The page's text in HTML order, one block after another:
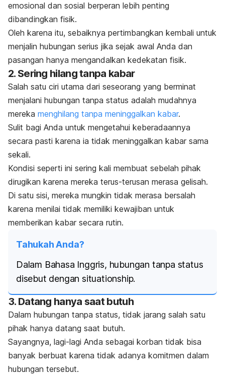
emosional dan sosial berperan lebih penting
dibandingkan fisik.
Oleh karena itu, sebaiknya pertimbangkan kembali untuk
menjalin hubungan serius jika sejak awal Anda dan
pasangan hanya mengandalkan kedekatan fisik.
2. Sering hilang tanpa kabar
Salah satu ciri utama dari seseorang yang berminat
menjalani hubungan tanpa status adalah mudahnya
mereka menghilang tanpa meninggalkan kabar.
Sulit bagi Anda untuk mengetahui keberadaannya
secara pasti karena ia tidak meninggalkan kabar sama
sekali.
Kondisi seperti ini sering kali membuat sebelah pihak
dirugikan karena mereka terus-terusan merasa gelisah.
Di satu sisi, mereka mungkin tidak merasa bersalah
karena menilai tidak memiliki kewajiban untuk
memberikan kabar secara rutin.
Tahukah Anda?
Dalam Bahasa Inggris, hubungan tanpa status
disebut dengansituationship.
3. Datang hanya saat butuh
Dalam hubungan tanpa status, tidak jarang salah satu
pihak hanya datang saat butuh.
Sayangnya, lagi-lagi Anda sebagai korban tidak bisa
banyak berbuat karena tidak adanya komitmen dalam
hubungan tersebut.